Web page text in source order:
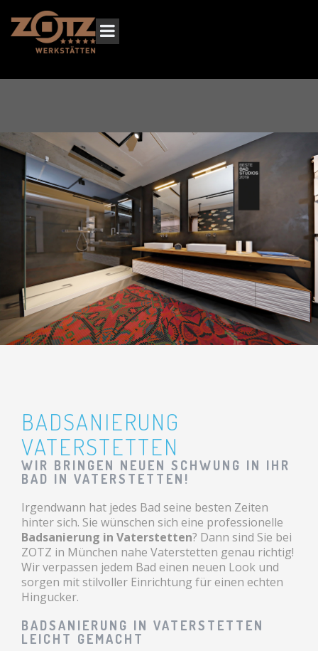
BADSANIERUNG
VATERSTETTEN
WIR BRINGEN NEUEN SCHWUNG IN IHR
BAD IN VATERSTETTEN!
Irgendwann hat jedes Bad seine besten Zeiten
hinter sich. Sie wünschen sich eine professionelle
Badsanierung in Vaterstetten? Dann sind Sie bei
ZOTZ in München nahe Vaterstetten genau richtig!
Wir verpassen jedem Bad einen neuen Look und
sorgen mit stilvoller Einrichtung für einen echten
Hingucker.
BADSANIERUNG IN VATERSTETTEN
LEICHT GEMACHT